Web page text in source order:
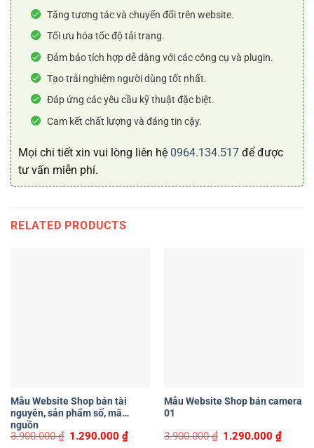
Tăng tương tác và chuyển đổi trên website.
Tối ưu hóa tốc độ tải trang.
Đảm bảo tích hợp dễ dàng với các công cụ và plugin.
Tạo trải nghiệm người dùng tốt nhất.
Đáp ứng các yêu cầu kỹ thuật đặc biệt.
Cam kết chất lượng và đáng tin cậy.
Mọi chi tiết xin vui lòng liên hệ 0964.134.517 để được
tư vấn miễn phí.
RELATED PRODUCTS
Mẫu Website Shop bán tài
nguyên, sản phẩm số, mã
nguồn
3.900.000₫ Original
1.290.000₫Current
Mẫu Website Shop bán camera
01
3.900.000₫ Original
1.290.000₫Current